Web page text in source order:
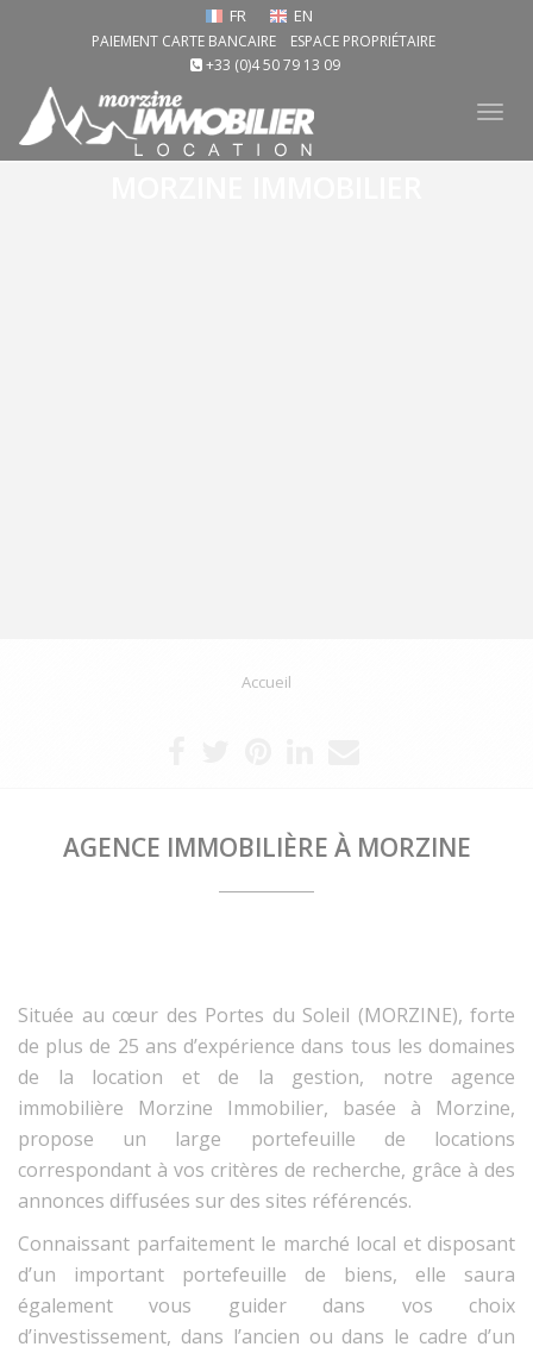
FR EN
PAIEMENT CARTE BANCAIRE
ESPACE PROPRIÉTAIRE
+33 (0)4 50 79 13 09
Accueil
AGENCE IMMOBILIÈRE À MORZINE
Située au cœur des Portes du Soleil (MORZINE), forte
de plus de 25 ans d’expérience dans tous les domaines
de la location et de la gestion, notre agence
immobilière Morzine Immobilier, basée à Morzine,
propose un large portefeuille de locations
correspondant à vos critères de recherche, grâce à des
annonces diffusées sur des sites référencés.
Connaissant parfaitement le marché local et disposant
d’un important portefeuille de biens, elle saura
également vous guider dans vos choix
d’investissement, dans l’ancien ou dans le cadre d’un